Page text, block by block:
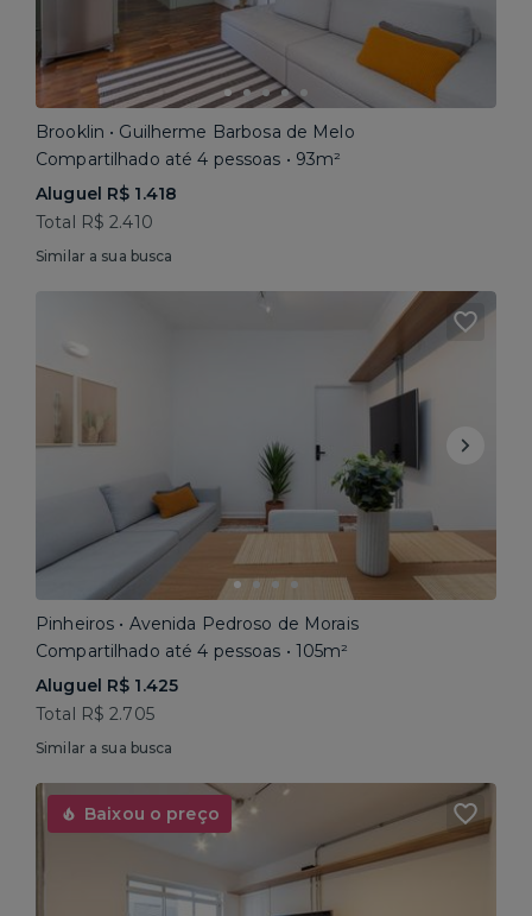
Brooklin • Guilherme Barbosa de Melo
Compartilhado até 4 pessoas • 93m²
Aluguel R$ 1.418
Total R$ 2.410
Similar a sua busca
Pinheiros • Avenida Pedroso de Morais
Compartilhado até 4 pessoas • 105m²
Aluguel R$ 1.425
Total R$ 2.705
Similar a sua busca
Baixou o preço